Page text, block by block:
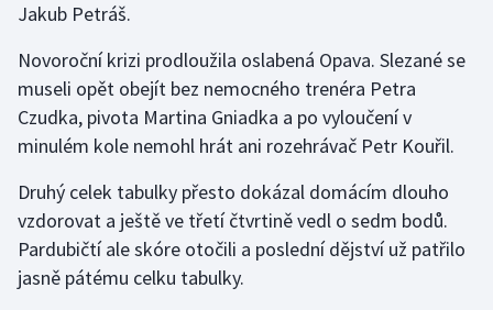
Olympijské hry
Parasport
Plavání
Plážový volejbal
Jakub Petráš.
Novoroční krizi prodloužila oslabená Opava. Slezané se
museli opět obejít bez nemocného trenéra Petra
Czudka, pivota Martina Gniadka a po vyloučení v
minulém kole nemohl hrát ani rozehrávač Petr Kouřil.
Druhý celek tabulky přesto dokázal domácím dlouho
vzdorovat a ještě ve třetí čtvrtině vedl o sedm bodů.
Pardubičtí ale skóre otočili a poslední dějství už patřilo
jasně pátému celku tabulky.